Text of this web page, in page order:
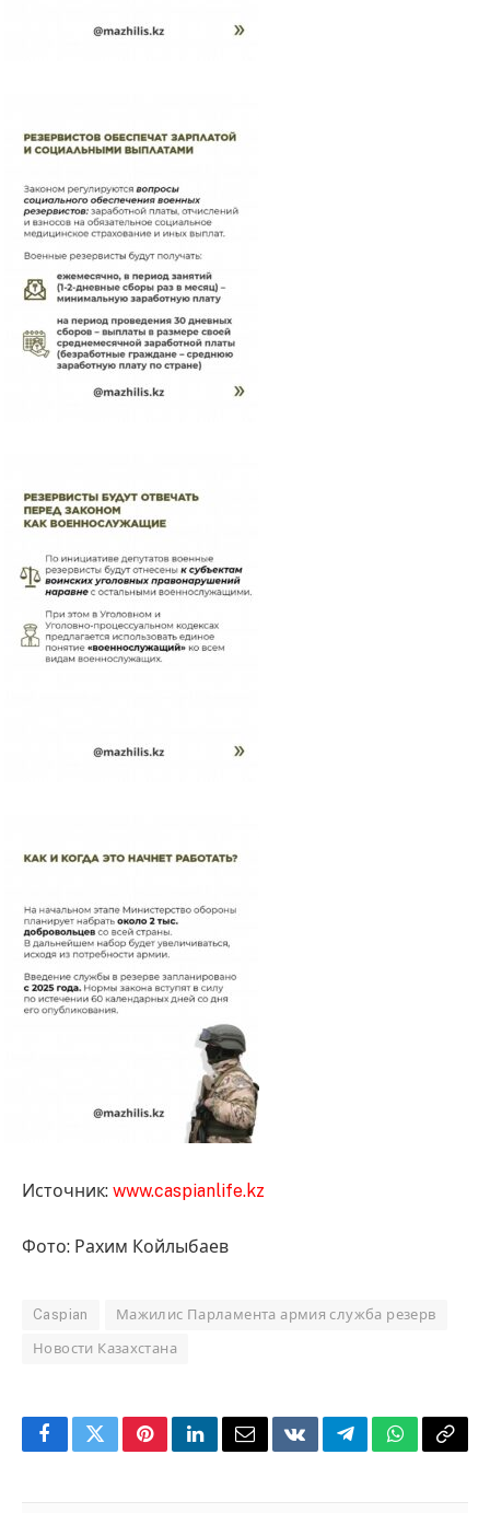
Источник: www.caspianlife.kz
Фото: Рахим Койлыбаев
Caspian Мажилис Парламента армия служба резерв
Новости Казахстана
FacebookTwitterPinterestLinkedInEmailVKontakteTelegramWhatsApp
Copy